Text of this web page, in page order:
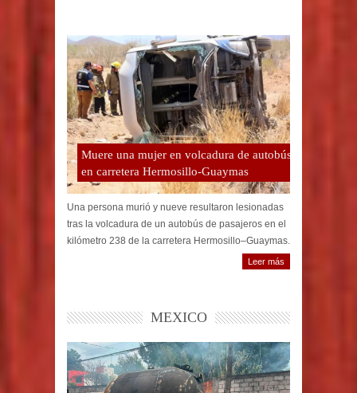
Muere una mujer en volcadura de autobús
en carretera Hermosillo-Guaymas
Una persona murió y nueve resultaron lesionadas
tras la volcadura de un autobús de pasajeros en el
kilómetro 238 de la carretera Hermosillo–Guaymas.
Leer más
MEXICO